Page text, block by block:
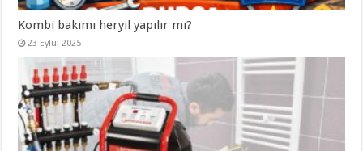
Kombi bakımı heryıl yapılır mı?
23 Eylül 2025